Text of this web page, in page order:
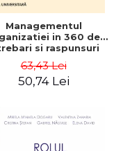
Managementul
in 360 de
si raspunsuri
63,43 Lei
50,74 Lei